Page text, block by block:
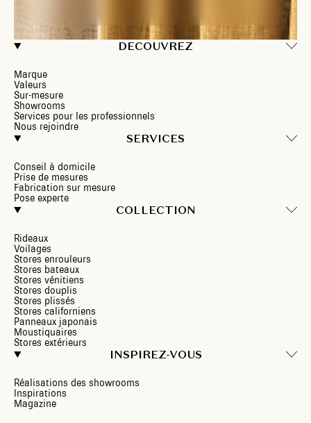
DECOUVREZ
Marque
Valeurs
Sur-mesure
Showrooms
Services pour les professionnels
Nous rejoindre
SERVICES
Conseil à domicile
Prise de mesures
Fabrication sur mesure
Pose experte
COLLECTION
Rideaux
Voilages
Stores enrouleurs
Stores bateaux
Stores vénitiens
Stores douplis
Stores plissés
Stores californiens
Panneaux japonais
Moustiquaires
Stores extérieurs
INSPIREZ-VOUS
Réalisations des showrooms
Inspirations
Magazine